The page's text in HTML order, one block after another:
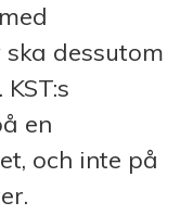
dessutom
en
och inte på